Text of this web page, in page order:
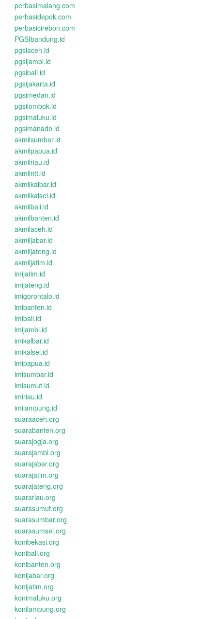
perbasimalang.com
perbasidepok.com
perbasicirebon.com
PGSIbandung.id
pgsiaceh.id
pgsijambi.id
pgsibali.id
pgsijakarta.id
pgsimedan.id
pgsilombok.id
pgsimaluku.id
pgsimanado.id
akmilsumbar.id
akmilpapua.id
akmilriau.id
akmilntt.id
akmilkalbar.id
akmilkalsel.id
akmilbali.id
akmilbanten.id
akmilaceh.id
akmiljabar.id
akmiljateng.id
akmiljatim.id
imijatim.id
imijateng.id
imigorontalo.id
imibanten.id
imibali.id
imijambi.id
imikalbar.id
imikalsel.id
imipapua.id
imisumbar.id
imisumut.id
imiriau.id
imilampung.id
suaraaceh.org
suarabanten.org
suarajogja.org
suarajambi.org
suarajabar.org
suarajatim.org
suarajateng.org
suarariau.org
suarasumut.org
suarasumbar.org
suarasumsel.org
konibekasi.org
konibali.org
konibanten.org
konijabar.org
konijatim.org
konimaluku.org
konilampung.org